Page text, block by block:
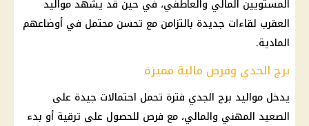
المستويين المالي والعاطفي، في حين قد يشهد مواليد
العقرب لقاءات جديدة بالتزامن مع تحسن محتمل في أوضاعهم
المادية.
برج الجدي وفرص مالية مميزة
يدخل مواليد برج الجدي فترة تحمل احتمالات جيدة على
الصعيد المهني والمالي، مع فرص للحصول على ترقية أو بدء